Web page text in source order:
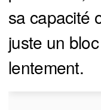
sa capacité
juste un
lentement.